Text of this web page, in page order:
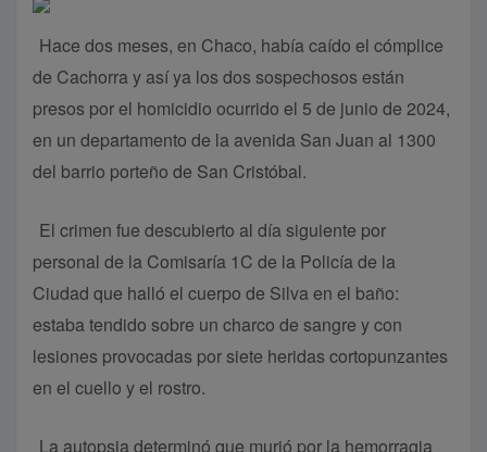
Hace dos meses, en Chaco, había caído el cómplice
de Cachorra y así ya los dos sospechosos están
presos por el homicidio ocurrido el 5 de junio de 2024,
en un departamento de la avenida San Juan al 1300
del barrio porteño de San Cristóbal.
El crimen fue descubierto al día siguiente por
personal de la Comisaría 1C de la Policía de la
Ciudad que halló el cuerpo de Silva en el baño:
estaba tendido sobre un charco de sangre y con
lesiones provocadas por siete heridas cortopunzantes
en el cuello y el rostro.
La autopsia determinó que murió por la hemorragia